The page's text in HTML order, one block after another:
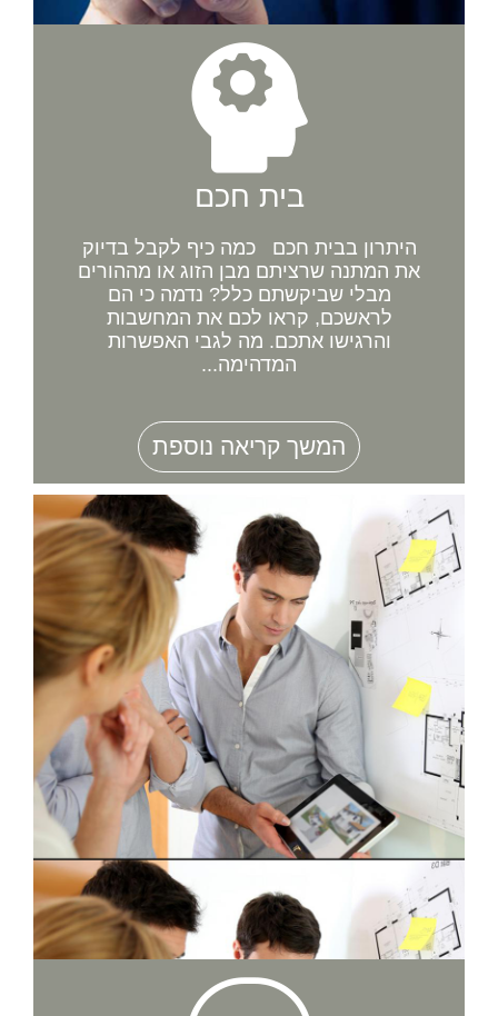
בית חכם
היתרון בבית חכם כמה כיף לקבל בדיוק
את המתנה שרציתם מבן הזוג או מההורים
מבלי שביקשתם כלל? נדמה כי הם
לראשכם, קראו לכם את המחשבות
והרגישו אתכם. מה לגבי האפשרות
המדהימה...
המשך קריאה נוספת